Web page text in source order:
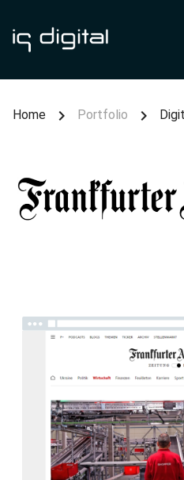
Home Portfolio